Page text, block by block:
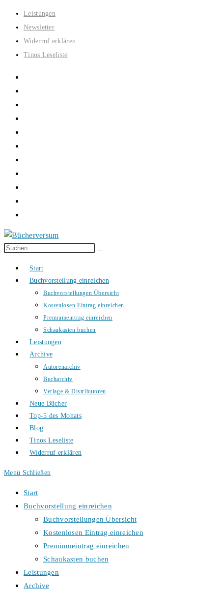
Zum
Inhalt
springen
Leistungen
Newsletter
Widerruf erklären
Tinos Leseliste
Diese
durchsuchen
Start
Buchvorstellung einreichen
Buchvorstellungen Übersicht
Kostenlosen Eintrag einreichen
Premiumeintrag einreichen
Schaukasten buchen
Leistungen
Archive
Autorenarchiv
Bucharchiv
Verlage & Distributoren
Neue Bücher
Top-5 des Monats
Blog
Tinos Leseliste
Widerruf erklären
Menü Schließen
Start
Buchvorstellung einreichen
Buchvorstellungen Übersicht
Kostenlosen Eintrag einreichen
Premiumeintrag einreichen
Schaukasten buchen
Leistungen
Archive